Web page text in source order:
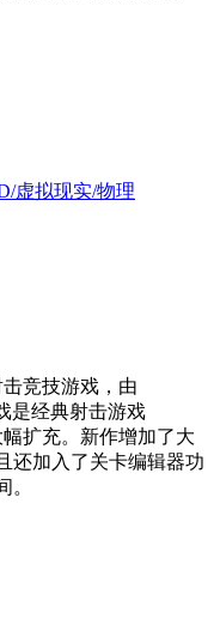
虚拟现实/物理
击竞技游戏，由
是经典射击游戏
幅扩充。新作增加了大
还加入了关卡编辑器功
。